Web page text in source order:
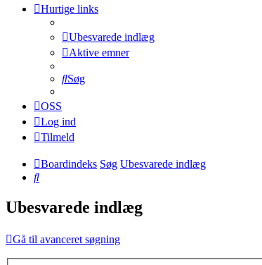
Hurtige links
Ubesvarede indlæg
Aktive emner
Søg
OSS
Log ind
Tilmeld
Boardindeks Søg Ubesvarede indlæg
Søg
Ubesvarede indlæg
Gå til avanceret søgning